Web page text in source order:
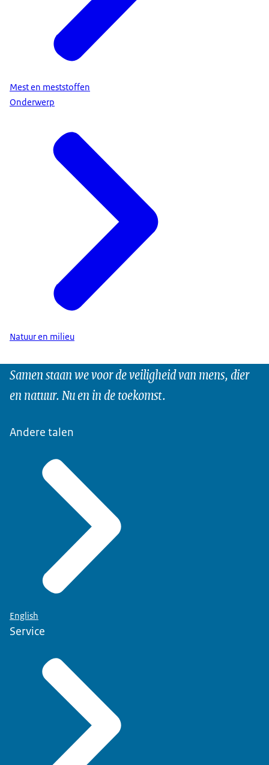
Mest en meststoffen
Onderwerp
Natuur en milieu
Samen staan we voor de veiligheid van mens, dier
en natuur. Nu en in de toekomst.
Andere talen
English
Service